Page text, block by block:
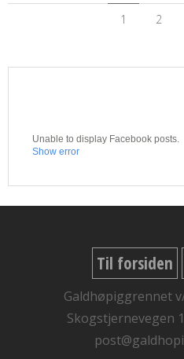
1 2
Unable to display Facebook posts.
Show error
Til forsiden
Galdhøpiggrennet
Skogstjernevegen